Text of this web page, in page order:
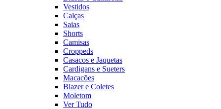
Vestidos
Calças
Saias
Shorts
Camisas
Croppeds
Casacos e Jaquetas
Cardigans e Sueters
Macacões
Blazer e Coletes
Moletom
Ver Tudo